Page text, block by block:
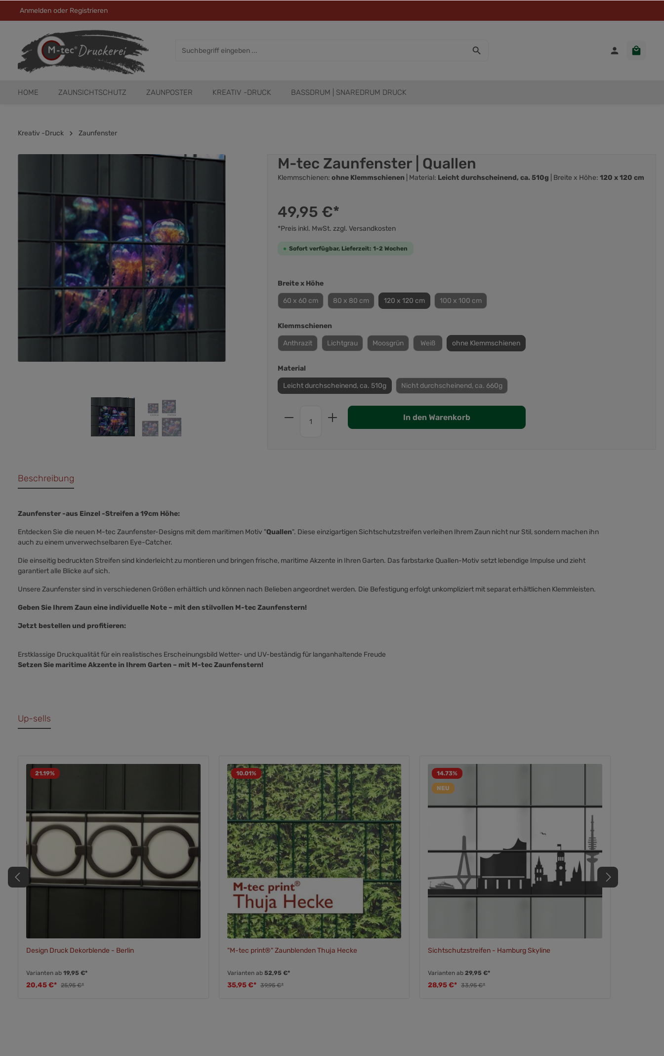
Anmelden oder Registrieren
HOME ZAUNSICHTSCHUTZ ZAUNPOSTER KREATIV -DRUCK BASSDRUM | SNAREDRUM DRUCK
Kreativ -Druck Zaunfenster
M-tec Zaunfenster | Quallen
Klemmschienen: ohne Klemmschienen | Material: Leicht durchscheinend, ca. 510g | Breite x Höhe: 120 x 120 cm
49,95 €*
*Preis inkl. MwSt. zzgl. Versandkosten
Sofort verfügbar, Lieferzeit: 1-2 Wochen
Breite x Höhe
60 x 60 cm 80 x 80 cm 120 x 120 cm 100 x 100 cm
Klemmschienen
Anthrazit Lichtgrau Moosgrün Weiß ohne Klemmschienen
Material
Leicht durchscheinend, ca. 510g Nicht durchscheinend, ca. 660g
In den Warenkorb
Beschreibung
Zaunfenster -aus Einzel -Streifen a 19cm Höhe:
Entdecken Sie die neuen M-tec Zaunfenster-Designs mit dem maritimen Motiv "Quallen". Diese einzigartigen Sichtschutzstreifen verleihen Ihrem Zaun nicht nur Stil, sondern machen ihn
auch zu einem unverwechselbaren Eye-Catcher.
Die einseitig bedruckten Streifen sind kinderleicht zu montieren und bringen frische, maritime Akzente in Ihren Garten. Das farbstarke Quallen-Motiv setzt lebendige Impulse und zieht
garantiert alle Blicke auf sich.
Unsere Zaunfenster sind in verschiedenen Größen erhältlich und können nach Belieben angeordnet werden. Die Befestigung erfolgt unkompliziert mit separat erhältlichen Klemmleisten.
Geben Sie Ihrem Zaun eine individuelle Note – mit den stilvollen M-tec Zaunfenstern!
Jetzt bestellen und profitieren:
Erstklassige Druckqualität für ein realistisches Erscheinungsbild Wetter- und UV-beständig für langanhaltende Freude
Setzen Sie maritime Akzente in Ihrem Garten – mit M-tec Zaunfenstern!
Up-sells
21.19%
Design Druck Dekorblende - Berlin
Varianten ab19,95 €*
20,45 €* 25,95 €*
10.01%
"M-tec print®" Zaunblenden Thuja Hecke
Varianten ab52,95 €*
35,95 €* 39,95 €*
14.73%
NEU
Sichtschutzstreifen - Hamburg Skyline
Varianten ab 29,95 €*
28,95 €* 33,95 €*